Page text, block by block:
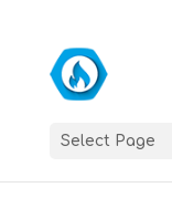
Select Page